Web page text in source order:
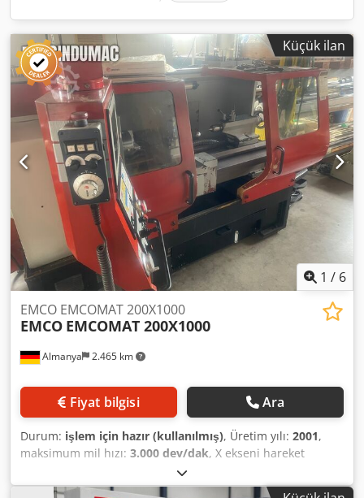
Küçük ilan
1 / 6
Almanya 2.465 km
EMCO EMCOMAT 200X1000
EMCO EMCOMAT 200X1000
Fiyat bilgisi Ara
Durum: işlem için hazır (kullanılmış), Üretim yılı: 2001,
maksimum mil hızı: 3.000 dev/dak, X ekseni hareket
, Z ekseni hareket mesafesi:
mil motoru gücü:8.300 W, toplam yükseklik:1.700 mm,